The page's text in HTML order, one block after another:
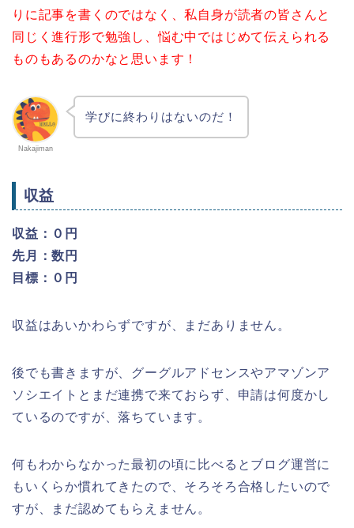
りに記事を書くのではなく、私自身が読者の皆さんと
同じく進行形で勉強し、悩む中ではじめて伝えられる
ものもあるのかなと思います！
Nakajiman
学びに終わりはないのだ！
収益
収益：０円
先月：数円
目標：０円
収益はあいかわらずですが、まだありません。
後でも書きますが、グーグルアドセンスやアマゾンア
ソシエイトとまだ連携で来ておらず、申請は何度かし
ているのですが、落ちています。
何もわからなかった最初の頃に比べるとブログ運営に
もいくらか慣れてきたので、そろそろ合格したいので
すが、まだ認めてもらえません。